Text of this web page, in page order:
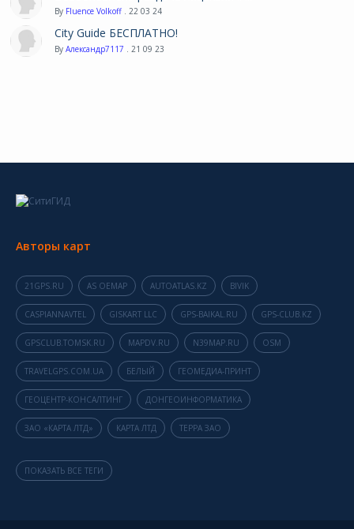
By Fluence Volkoff . 22 03 24
City Guide БЕСПЛАТНО!
By Александр7117 . 21 09 23
Авторы карт
21GPS.RU AS OEMAP AUTOATLAS.KZ BIVIK
CASPIANNAVTEL GISKART LLC GPS-BAIKAL.RU GPS-CLUB.KZ
GPSCLUB.TOMSK.RU MAPDV.RU N39MAP.RU OSM
TRAVELGPS.COM.UA БЕЛЫЙ ГЕОМЕДИА-ПРИНТ
ГЕОЦЕНТР-КОНСАЛТИНГ ДОНГЕОИНФОРМАТИКА
ЗАО «КАРТА ЛТД» КАРТА ЛТД ТЕРРА ЗАО
ПОКАЗАТЬ ВСЕ ТЕГИ